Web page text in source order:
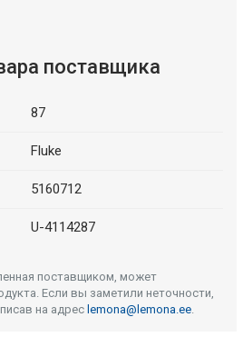
поставщика
87
Fluke
5160712
U-4114287
поставщиком, может
Если вы заметили неточности,
на адрес lemona@lemona.ee.